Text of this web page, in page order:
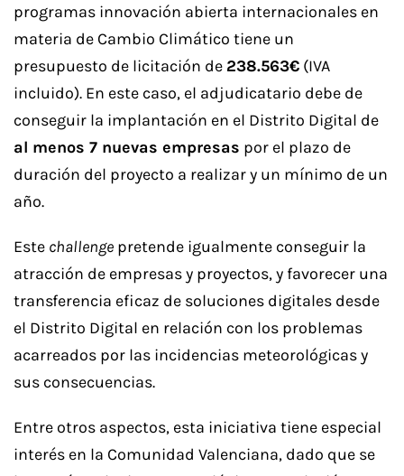
programas innovación abierta internacionales en
materia de Cambio Climático tiene un
presupuesto de licitación de 238.563€ (IVA
incluido). En este caso, el adjudicatario debe de
conseguir la implantación en el Distrito Digital de
al menos 7 nuevas empresas por el plazo de
duración del proyecto a realizar y un mínimo de un
año.
Este challenge pretende igualmente conseguir la
atracción de empresas y proyectos, y favorecer una
transferencia eficaz de soluciones digitales desde
el Distrito Digital en relación con los problemas
acarreados por las incidencias meteorológicas y
sus consecuencias.
Entre otros aspectos, esta iniciativa tiene especial
interés en la Comunidad Valenciana, dado que se